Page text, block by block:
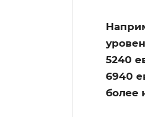
5240
6940
более